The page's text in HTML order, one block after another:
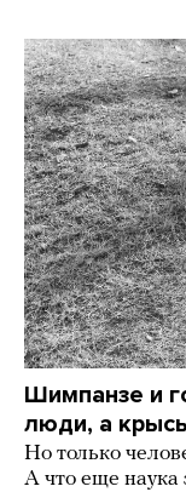
Шимпанзе и
люди, а
Но только
А что еще наука